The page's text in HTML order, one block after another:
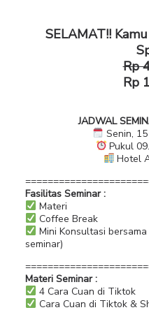
SELAMAT!!
Rp
Rp
JADWAL
Senin,
Pukul
Hotel
Fasilitas Seminar :
Materi
Coffee Break
Mini Konsultasi
seminar)
Materi Seminar :
4 Cara Cuan di Tiktok
Cara Cuan di Tiktok &